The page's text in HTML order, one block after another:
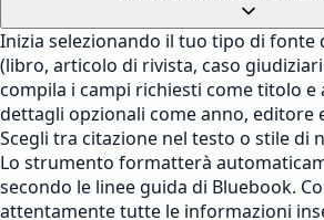
Inizia selezionando il tuo tipo di fonte
(libro, articolo di rivista, caso
compila i campi richiesti come titolo e
dettagli opzionali come anno, editore
Scegli tra citazione nel testo o stile di
Lo strumento formatterà
secondo le linee guida di Bluebook.
attentamente tutte le informazioni